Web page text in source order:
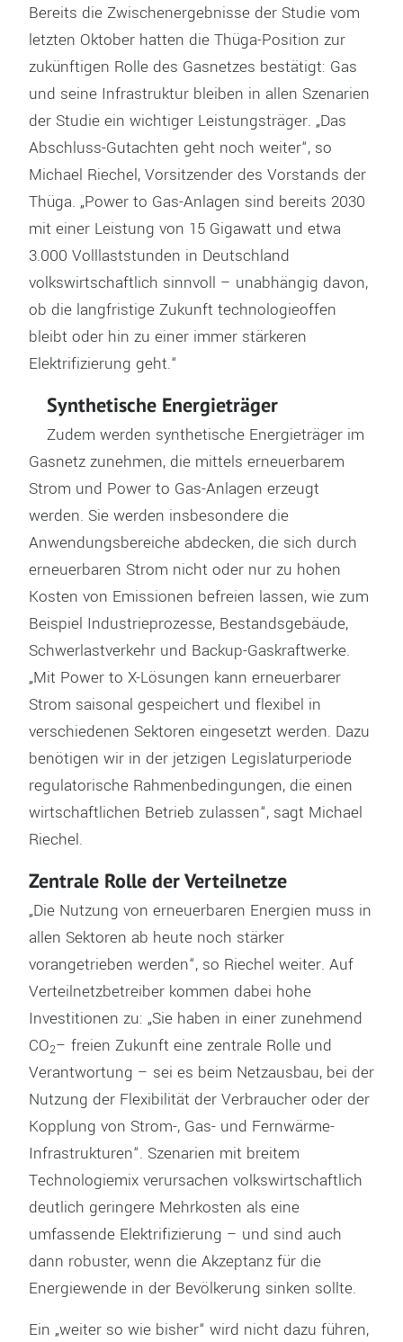
Bereits die Zwischenergebnisse der Studie vom
letzten Oktober hatten die Thüga-Position zur
zukünftigen Rolle des Gasnetzes bestätigt: Gas
und seine Infrastruktur bleiben in allen Szenarien
der Studie ein wichtiger Leistungsträger. „Das
Abschluss-Gutachten geht noch weiter“, so
Michael Riechel, Vorsitzender des Vorstands der
Thüga. „Power to Gas-Anlagen sind bereits 2030
mit einer Leistung von 15 Gigawatt und etwa
3.000 Volllaststunden in Deutschland
volkswirtschaftlich sinnvoll – unabhängig davon,
ob die langfristige Zukunft technologieoffen
bleibt oder hin zu einer immer stärkeren
Elektrifizierung geht.“
Synthetische Energieträger
Zudem werden synthetische Energieträger im
Gasnetz zunehmen, die mittels erneuerbarem
Strom und Power to Gas-Anlagen erzeugt
werden. Sie werden insbesondere die
Anwendungsbereiche abdecken, die sich durch
erneuerbaren Strom nicht oder nur zu hohen
Kosten von Emissionen befreien lassen, wie zum
Beispiel Industrieprozesse, Bestandsgebäude,
Schwerlastverkehr und Backup-Gaskraftwerke.
„Mit Power to X-Lösungen kann erneuerbarer
Strom saisonal gespeichert und flexibel in
verschiedenen Sektoren eingesetzt werden. Dazu
benötigen wir in der jetzigen Legislaturperiode
regulatorische Rahmenbedingungen, die einen
wirtschaftlichen Betrieb zulassen“, sagt Michael
Riechel.
Zentrale Rolle der Verteilnetze
„Die Nutzung von erneuerbaren Energien muss in
allen Sektoren ab heute noch stärker
vorangetrieben werden“, so Riechel weiter. Auf
Verteilnetzbetreiber kommen dabei hohe
Investitionen zu: „Sie haben in einer zunehmend
CO2– freien Zukunft eine zentrale Rolle und
Verantwortung – sei es beim Netzausbau, bei der
Nutzung der Flexibilität der Verbraucher oder der
Kopplung von Strom-, Gas- und Fernwärme-
Infrastrukturen“. Szenarien mit breitem
Technologiemix verursachen volkswirtschaftlich
deutlich geringere Mehrkosten als eine
umfassende Elektrifizierung – und sind auch
dann robuster, wenn die Akzeptanz für die
Energiewende in der Bevölkerung sinken sollte.
Ein „weiter so wie bisher“ wird nicht dazu führen,